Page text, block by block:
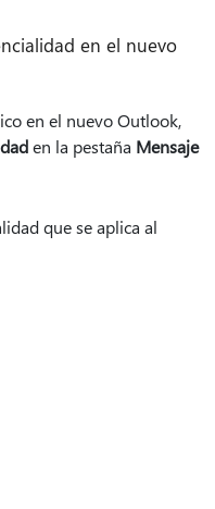
en el nuevo
en el nuevo Outlook,
en la pestaña Mensaje
que se aplica al